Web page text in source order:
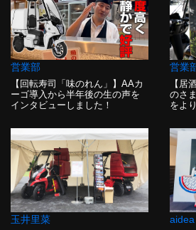
営業部
【回転寿司「味のれん」】AAカ
ーゴ導入から半年後の生の声を
インタビューしました！
営業
【居
のさ
をよ
玉井里菜